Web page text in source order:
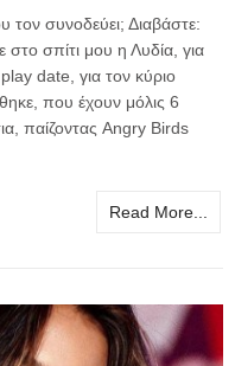
τον συνοδεύει; Διαβάστε:
σπίτι μου η Λυδία, για
date, για τον κύριο
που έχουν μόλις 6
παίζοντας Angry Βirds
Read More...